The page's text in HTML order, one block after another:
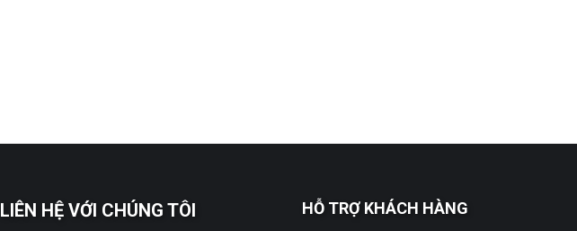
LIÊN HỆ VỚI CHÚNG TÔI HỖ TRỢ KHÁCH HÀNG